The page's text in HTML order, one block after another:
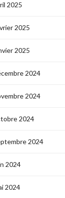
2025
2025
2025
2024
2024
2024
2024
2024
2024